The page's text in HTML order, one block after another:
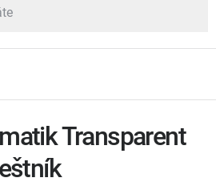
Transparent